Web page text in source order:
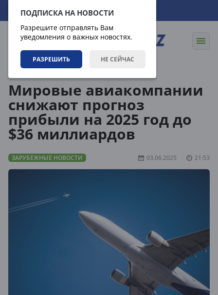
ПОДПИСКА НА НОВОСТИ
Разрешите отправлять Вам
уведомления о важных новостях.
РАЗРЕШИТЬ НЕ СЕЙЧАС
09.08.2026 19:43:49
Мировые авиакомпании
снижают прогноз
прибыли на 2025 год до
$36 миллиардов
ЗАРУБЕЖНЫЕ НОВОСТИ 03.06.2025 21:53